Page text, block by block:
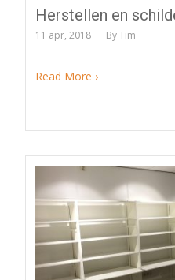
Herstellen en
11 apr, 2018 ByTim
Read More ›